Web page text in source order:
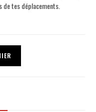
tes déplacements.